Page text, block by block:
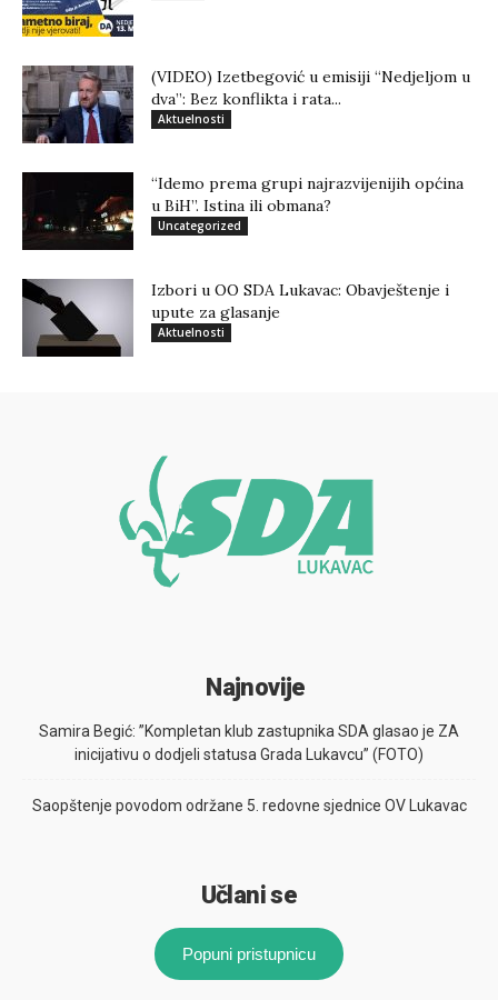
(VIDEO) Izetbegović u emisiji “Nedjeljom u
dva”: Bez konflikta i rata...
Aktuelnosti
“Idemo prema grupi najrazvijenijih općina
u BiH”. Istina ili obmana?
Uncategorized
Izbori u OO SDA Lukavac: Obavještenje i
upute za glasanje
Aktuelnosti
Najnovije
Samira Begić: ”Kompletan klub zastupnika SDA glasao je ZA
inicijativu o dodjeli statusa Grada Lukavcu” (FOTO)
Saopštenje povodom održane 5. redovne sjednice OV Lukavac
Učlani se
Popuni pristupnicu